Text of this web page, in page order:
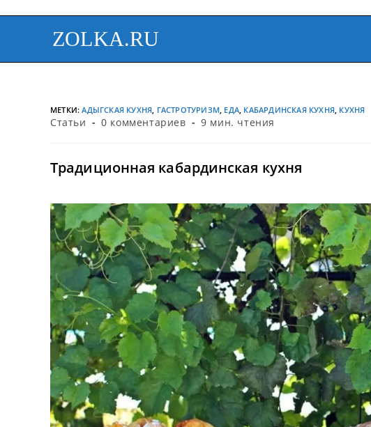
ZOLKA.RU
МЕТКИ:АДЫГСКАЯ КУХНЯ, ГАСТРОТУРИЗМ, ЕДА, КАБАРДИНСКАЯ КУХНЯ, КУХНЯ
Статьи 0 комментариев 9 мин. чтения
Традиционная кабардинская кухня